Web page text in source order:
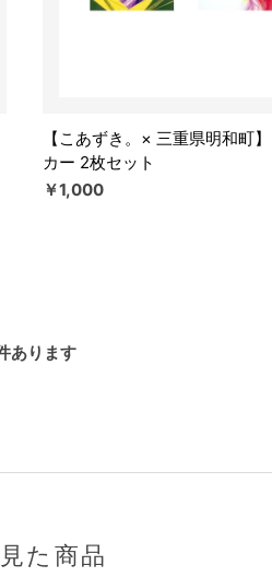
【こあずき。× 三重県明和町
カー 2枚セット
￥1,000
あります
た商品